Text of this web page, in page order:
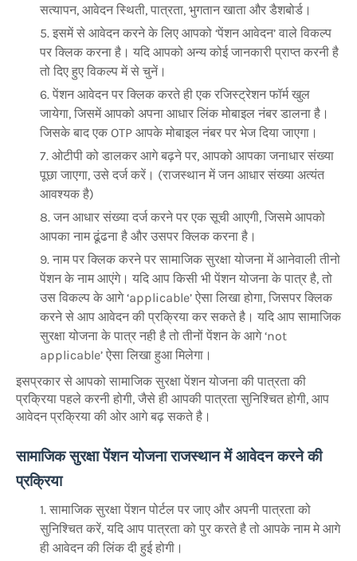
सत्यापन, आवेदन स्थिती, पात्रता, भुगतान खाता और डैशबोर्ड।
इसमें से आवेदन करने के लिए आपको ‘पेंशन आवेदन’ वाले विकल्प
पर क्लिक करना है। यदि आपको अन्य कोई जानकारी प्राप्त करनी है
तो दिए हुए विकल्प में से चुनें।
पेंशन आवेदन पर क्लिक करते ही एक रजिस्ट्रेशन फॉर्म खुल
जायेगा, जिसमें आपको अपना आधार लिंक मोबाइल नंबर डालना है।
जिसके बाद एक OTP आपके मोबाइल नंबर पर भेज दिया जाएगा।
ओटीपी को डालकर आगे बढ़ने पर, आपको आपका जनाधार संख्या
पूछा जाएगा, उसे दर्ज करें। (राजस्थान में जन आधार संख्या अत्यंत
आवश्यक है)
जन आधार संख्या दर्ज करने पर एक सूची आएगी, जिसमे आपको
आपका नाम ढूंढना है और उसपर क्लिक करना है।
नाम पर क्लिक करने पर सामाजिक सुरक्षा योजना में आनेवाली तीनो
पेंशन के नाम आएंगे। यदि आप किसी भी पेंशन योजना के पात्र है, तो
उस विकल्प के आगे ‘applicable’ ऐसा लिखा होगा, जिसपर क्लिक
करने से आप आवेदन की प्रक्रिया कर सकते है। यदि आप सामाजिक
सुरक्षा योजना के पात्र नही है तो तीनों पेंशन के आगे ‘not
applicable’ ऐसा लिखा हुआ मिलेगा।
इसप्रकार से आपको सामाजिक सुरक्षा पेंशन योजना की पात्रता की
प्रक्रिया पहले करनी होगी, जैसे ही आपकी पात्रता सुनिश्चित होगी, आप
आवेदन प्रक्रिया की ओर आगे बढ़ सकते है।
सामाजिक सुरक्षा पेंशन योजना राजस्थान में आवेदन करने की
प्रक्रिया
सामाजिक सुरक्षा पेंशन पोर्टल पर जाए और अपनी पात्रता को
सुनिश्चित करें, यदि आप पात्रता को पुर करते है तो आपके नाम मे आगे
ही आवेदन की लिंक दी हुई होगी।